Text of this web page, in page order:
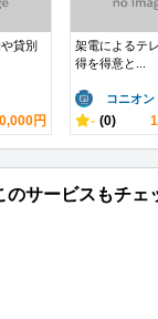
貸別
円
架電によるテ
得を得意と...
コニオン
- (0)
サービスもチェ